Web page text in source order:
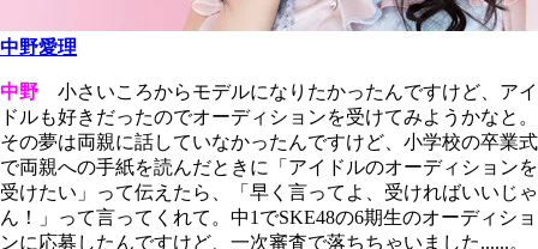
中野愛理
中野 小さいころからモデルになりたかったんですけど、アイ
ドルも好きだったのでオーディションを受けてみようかなと。
その夢は両親に話していなかったんですけど、小学校の卒業式
で両親への手紙を読んだときに「アイドルのオーディションを
受けたい」って伝えたら、「早く言ってよ、受ければいいじゃ
ん！」って言ってくれて。中1でSKE48の6期生のオーディショ
ンに応募したんですけど、一次審査で落ちちゃいました......。